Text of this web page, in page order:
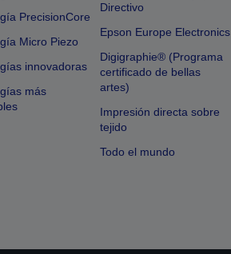
PrecisionCore
Micro Piezo
innovadoras
más
Directivo
Epson Europe Electronics
Digigraphie® (Programa
certificado de bellas
artes)
Impresión directa sobre
tejido
Todo el mundo